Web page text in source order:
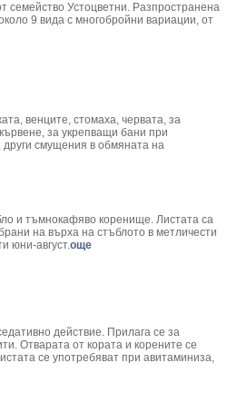
семейство Устоцветни. Разпространена
9 вида с многобройни вариации, от
венците, стомаха, червата, за
за укрепващи бани при
смущения в обмяната на
и тъмнокафяво коренище. Листата са
на върха на стъблото в метличести
юни-август.още
действие. Прилага се за
Отварата от кората и корените се
се употребяват при авитаминиза,